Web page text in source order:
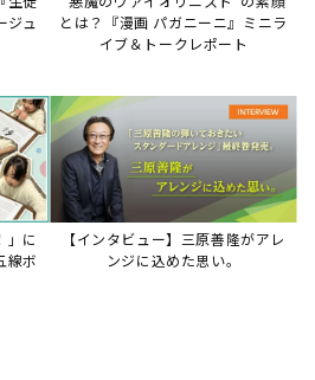
アをヤマハミュージックデー
ご利用いただいているお客
です。